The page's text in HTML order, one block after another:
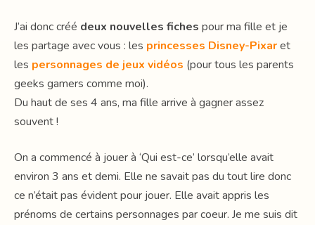
J’ai donc créé deux nouvelles fiches pour ma fille et je
les partage avec vous : les princesses Disney-Pixaret
les personnages de jeux vidéos (pour tous les parents
geeks gamers comme moi).
Du haut de ses 4 ans, ma fille arrive à gagner assez
souvent !
On a commencé à jouer à ‘Qui est-ce’ lorsqu’elle avait
environ 3 ans et demi. Elle ne savait pas du tout lire donc
ce n’était pas évident pour jouer. Elle avait appris les
prénoms de certains personnages par coeur. Je me suis dit